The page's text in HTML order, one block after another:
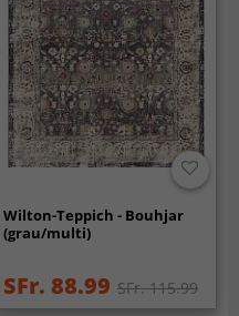
Wilton-Teppich - Bouhjar
(grau/multi)
SFr. 88.99 SFr. 115.99